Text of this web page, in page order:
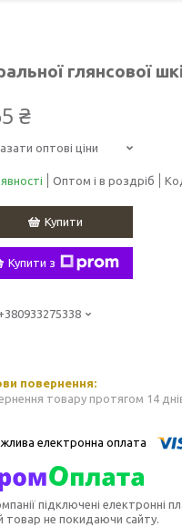
глянсової
₴
оптові ціни
Оптом і в роздріб
Купити
Купити з
товару протягом 14
підключені електронні
товар не покидаючи сайту.